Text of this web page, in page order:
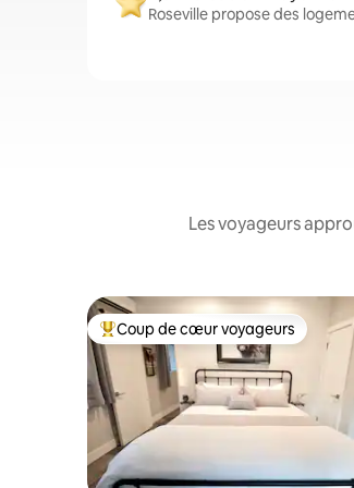
Roseville propose des
Les voyageurs
Coups de cœur voyageurs les plus
Coup de cœur voyageurs